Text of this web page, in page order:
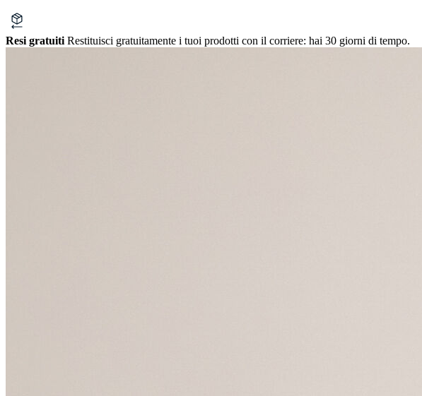
Resi gratuiti Restituisci gratuitamente i tuoi prodotti con il corriere: hai 30 giorni di tempo.